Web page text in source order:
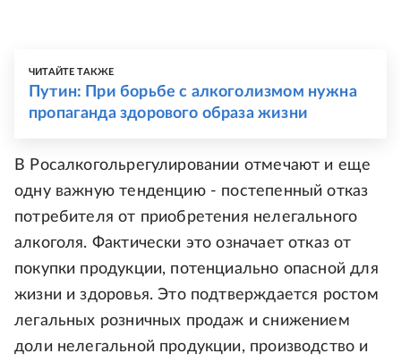
ЧИТАЙТЕ ТАКЖЕ
Путин: При борьбе с алкоголизмом нужна
пропаганда здорового образа жизни
В Росалкогольрегулировании отмечают и еще
одну важную тенденцию - постепенный отказ
потребителя от приобретения нелегального
алкоголя. Фактически это означает отказ от
покупки продукции, потенциально опасной для
жизни и здоровья. Это подтверждается ростом
легальных розничных продаж и снижением
доли нелегальной продукции, производство и